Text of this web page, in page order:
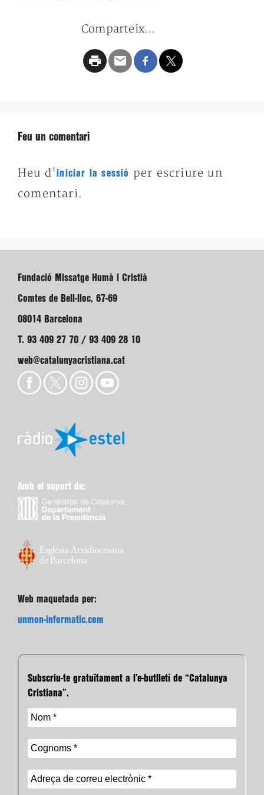
Comparteix...
Feu un comentari
Heu d'iniciar la sessió
per escriure un
comentari.
Fundació Missatge Humà i Cristià
Comtes de Bell-lloc, 67-69
08014 Barcelona
T. 93 409 27 70 / 93 409 28 10
web@catalunyacristiana.cat
Amb el suport de:
Web maquetada per:
unmon-informatic.com
Subscriu-te gratuïtament a l’e-butlletí de “Catalunya
Cristiana”.